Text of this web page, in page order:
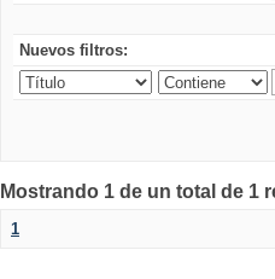
Nuevos filtros:
Mostrando 1 de un total de 1
1